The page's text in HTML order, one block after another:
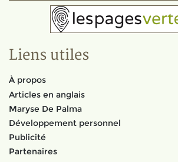
Liens utiles
À propos
Articles en anglais
Maryse De Palma
Développement personnel
Publicité
Partenaires